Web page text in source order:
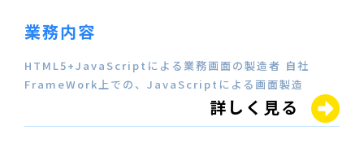
業務内容
HTML5+JavaScriptによる業務画面の製造者 自社
FrameWork上での、JavaScriptによる画面製造
詳しく見る